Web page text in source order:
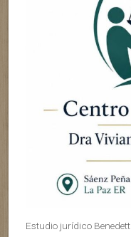
Estudio jurídico